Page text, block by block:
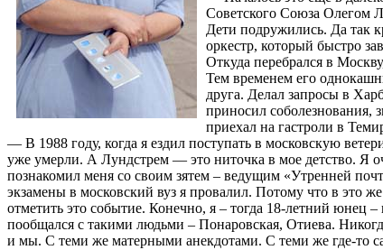
Советского Союза Олегом
Дети подружились. Да так
оркестр, который быстро
Откуда перебрался в
Тем временем его
друга. Делал запросы в
приносил соболезнования,
приехал на гастроли в
— В 1988 году, когда я ездил поступать в московскую
уже умерли. А Лундстрем — это ниточка в мое детство. Я
познакомил меня со своим зятем – ведущим «Утренней
экзамены в московский вуз я провалил. Потому что в это
отметить это событие. Конечно, я – тогда 18-летний юнец
пообщался с такими людьми – Понаровская, Отиева.
и мы. С теми же матерными анекдотами. С теми же где-то